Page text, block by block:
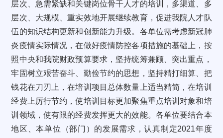
层次、急需紧缺和关键岗位骨干人才的培训，多渠道、多
层次、大规模、重实效地开展继续教育，促进我院人才队
伍的知识结构更新和创新能力升级。各单位需考虑新冠肺
炎疫情实际情况，在做好疫情防控各项措施的基础上，按
照中央和我院财政预算要求，坚持统筹兼顾、突出重点，
牢固树立艰苦奋斗、勤俭节约的思想，坚持精打细算、把
钱花在刀刃上，在培训项目总体数量上适当精简，在培训
经费上厉行节约，使培训目标更加聚焦重点培训对象和培
训领域，使有限的经费发挥更大的效能。各单位要结合本
地区、本单位（部门）的发展需求，认真制定2021年度